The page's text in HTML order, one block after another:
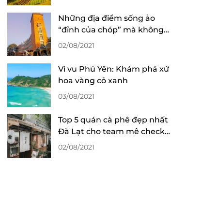
Nghệ An
Cao Bằng
Hà Giang
Ninh Bình
Quảng Nam
Bình Thuận
Quảng Bình
Ninh Thuận
Yên Bái
Điện Biên
Hòa Bình
Những địa điểm sống ảo
“đỉnh của chóp” mà không
mất phí tại Đà Lạt
02/08/2021
Vi vu Phú Yên: Khám phá xứ
hoa vàng cỏ xanh
03/08/2021
Top 5 quán cà phê đẹp nhất
Đà Lạt cho team mê check-
in sống ảo
02/08/2021